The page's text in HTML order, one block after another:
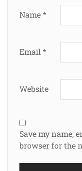
Name*
Email *
Website
Save my name,
browser for the